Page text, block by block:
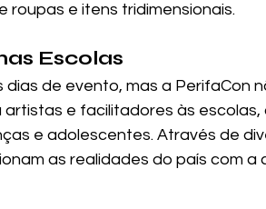
roupas e itens tridimensionais.
Escolas
dias de evento, mas a PerifaCon
artistas e facilitadores às
e adolescentes. Através de
as realidades do país com a